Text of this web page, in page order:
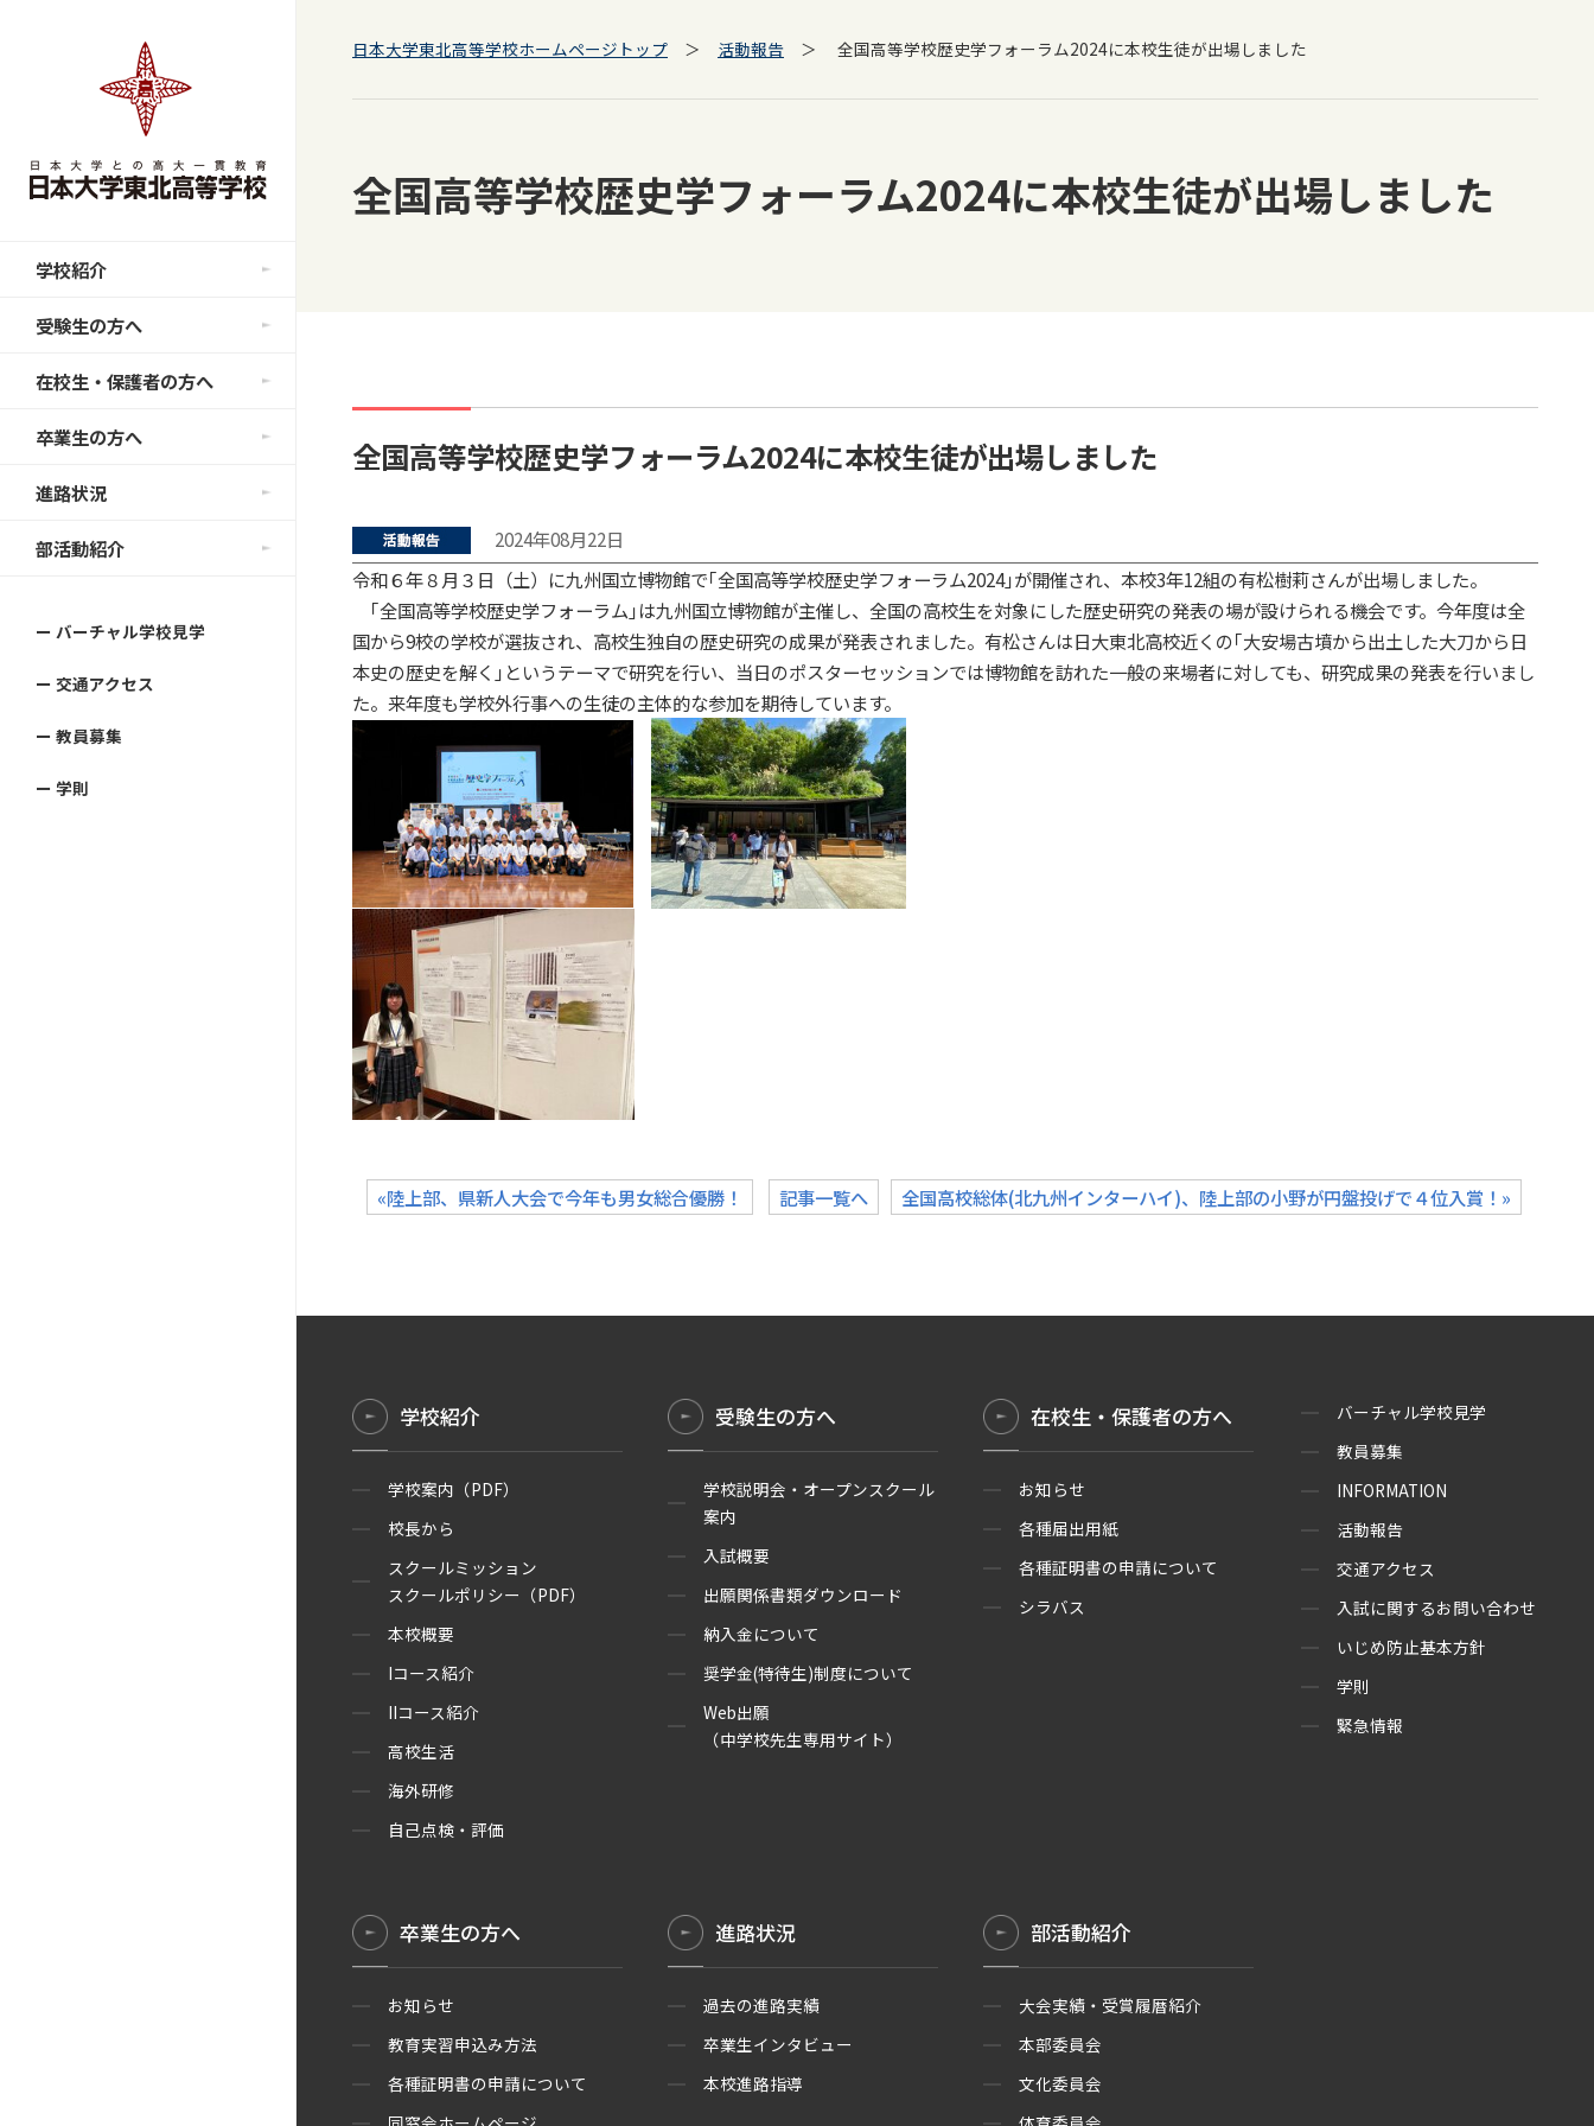
学校紹介
受験生の方へ
在校生・保護者の方へ
卒業生の方へ
進路状況
部活動紹介
ー バーチャル学校見学
ー 交通アクセス
ー 教員募集
ー 学則
日本大学東北高等学校ホームページトップ ＞ 活動報告 ＞ 全国高等学校歴史学フォーラム2024に本校生徒が出場しました
全国高等学校歴史学フォーラム2024に本校生徒が出場しました
全国高等学校歴史学フォーラム2024に本校生徒が出場しました
2024年08月22日
令和６年８月３日（土）に九州国立博物館で｢全国高等学校歴史学フォーラム2024｣が開催され、本校3年12組の有松樹莉さんが出場しました。
｢全国高等学校歴史学フォーラム｣は九州国立博物館が主催し、全国の高校生を対象にした歴史研究の発表の場が設けられる機会です。今年度は全
国から9校の学校が選抜され、高校生独自の歴史研究の成果が発表されました。有松さんは日大東北高校近くの｢大安場古墳から出土した大刀から日
本史の歴史を解く｣というテーマで研究を行い、当日のポスターセッションでは博物館を訪れた一般の来場者に対しても、研究成果の発表を行いまし
た。来年度も学校外行事への生徒の主体的な参加を期待しています。
«陸上部、県新人大会で今年も男女総合優勝！ 記事一覧へ 全国高校総体(北九州インターハイ)、陸上部の小野が円盤投げで４位入賞！»
学校紹介
学校案内（PDF）
校長から
スクールミッション
スクールポリシー（PDF）
本校概要
Iコース紹介
IIコース紹介
高校生活
海外研修
自己点検・評価
受験生の方へ
学校説明会・オープンスクール
案内
入試概要
出願関係書類ダウンロード
納入金について
奨学金(特待生)制度について
Web出願
（中学校先生専用サイト）
在校生・保護者の方へ
お知らせ
各種届出用紙
各種証明書の申請について
シラバス
卒業生の方へ
お知らせ
教育実習申込み方法
各種証明書の申請について
進路状況
過去の進路実績
卒業生インタビュー
本校進路指導
部活動紹介
大会実績・受賞履暦紹介
本部委員会
文化委員会
バーチャル学校見学
教員募集
INFORMATION
活動報告
交通アクセス
入試に関するお問い合わせ
いじめ防止基本方針
学則
緊急情報